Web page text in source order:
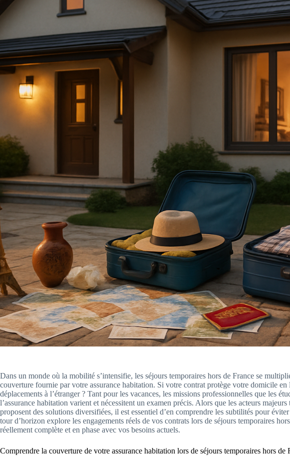
Dans un monde où la mobilité s’intensifie, les séjours temporaires hors de France se
couverture fournie par votre assurance habitation. Si votre contrat protège votre domicile en
déplacements à l’étranger ? Tant pour les vacances, les missions professionnelles que les
l’assurance habitation varient et nécessitent un examen précis. Alors que les acteurs
proposent des solutions diversifiées, il est essentiel d’en comprendre les subtilités pour
tour d’horizon explore les engagements réels de vos contrats lors de séjours temporaires
réellement complète et en phase avec vos besoins actuels.
Comprendre la couverture de votre assurance habitation lors de séjours temporaires hors de